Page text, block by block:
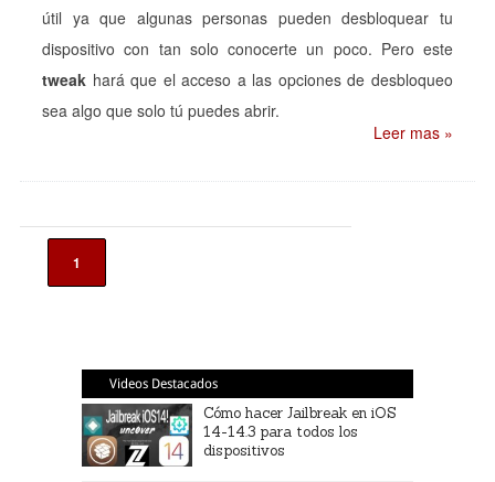
útil ya que algunas personas pueden desbloquear tu
dispositivo con tan solo conocerte un poco. Pero este
tweak hará que el acceso a las opciones de desbloqueo
sea algo que solo tú puedes abrir.
Leer mas »
1
Videos Destacados
Cómo hacer Jailbreak en iOS
14-14.3 para todos los
dispositivos